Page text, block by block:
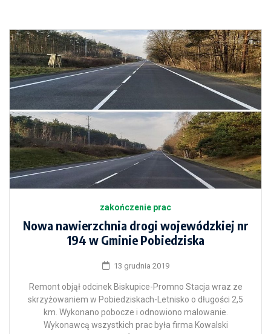
zakończenie prac
Nowa nawierzchnia drogi wojewódzkiej nr
194 w Gminie Pobiedziska
13 grudnia 2019
Remont objął odcinek Biskupice-Promno Stacja wraz ze
skrzyżowaniem w Pobiedziskach-Letnisko o długości 2,5
km. Wykonano pobocze i odnowiono malowanie.
Wykonawcą wszystkich prac była firma Kowalski